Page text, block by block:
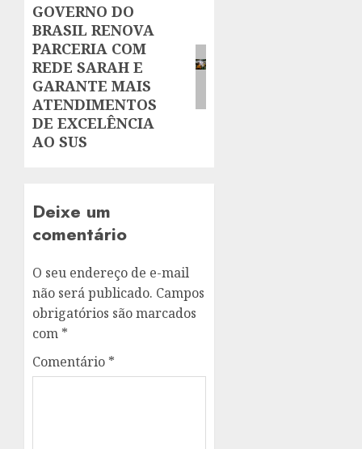
Next
post:
GOVERNO DO
BRASIL RENOVA
PARCERIA COM
REDE SARAH E
GARANTE MAIS
ATENDIMENTOS
DE EXCELÊNCIA
AO SUS
Deixe um
comentário
O seu endereço de e-mail
não será publicado. Campos
obrigatórios são marcados
com *
Comentário *